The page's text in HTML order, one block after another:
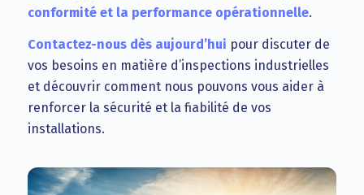
conformité et la performance opérationnelle.
Contactez-nous dès aujourd’hui pour discuter de
vos besoins en matière d’inspections industrielles
et découvrir comment nous pouvons vous aider à
renforcer la sécurité et la fiabilité de vos
installations.